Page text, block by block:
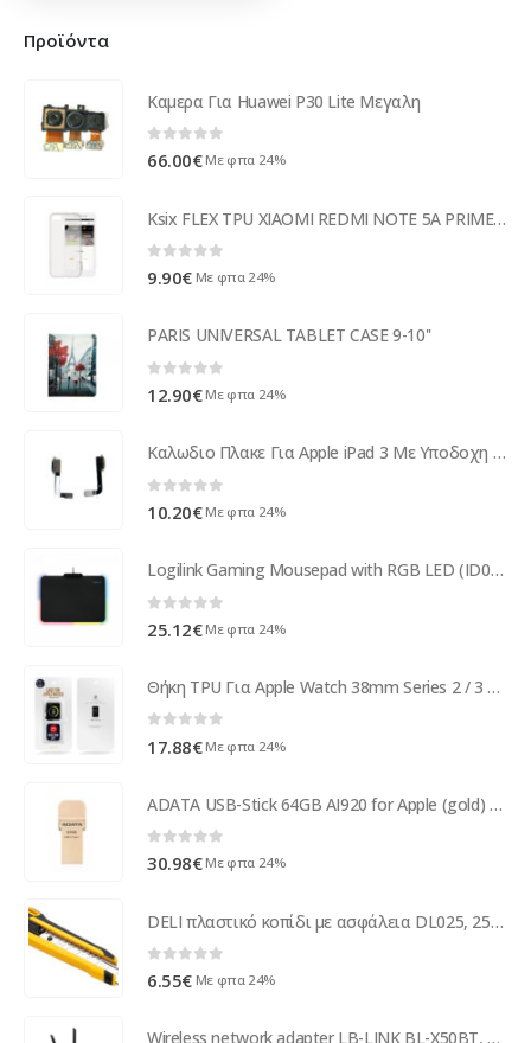
Προϊόντα
Καμερα Για Huawei P30 Lite Μεγαλη
0out of 5
66.00€ Με φπα 24%
Ksix FLEX TPU XIAOMI REDMI NOTE 5A PRIME trans backcover
0 out of 5
9.90€ Με φπα 24%
PARIS UNIVERSAL TABLET CASE 9-10''
0 out of 5
12.90€ Με φπα 24%
Καλωδιο Πλακε Για Apple iPad 3 Με Υποδοχη Φορτισης Grade A
10.20€ Με φπα 24%
Logilink Gaming Mousepad with RGB LED (ID0155)
25.12€ Με φπα 24%
Θήκη TPU Για Apple Watch 38mm Series 2 / 3 Μαύρη & Διάφανη
17.88€ Με φπα 24%
ADATA USB-Stick 64GB AI920 for Apple (gold) AAI920-64G-CGD
0 out of 5
30.98€ Με φπα 24%
DELI πλαστικό κοπίδι με ασφάλεια DL025, 25mm, κίτρινο
0out of 5
6.55€ Με φπα 24%
Wireless network adapter LB-LINK BL-X50BT, PCI-E, 2400Mbps, Bluetooth, 2.4/5Ghz, 2 x 6dBi - 19049